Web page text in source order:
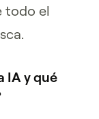
todo el
IA y qué